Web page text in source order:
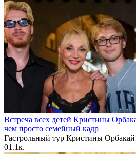
Встреча всех детей Кристины
чем просто семейный кадр
Гастрольный тур Кристины
01.1к.